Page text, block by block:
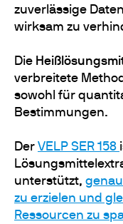
zuverlässige
wirksam zu
Die
verbreitete
sowohl für
Bestimmungen.
Der VELP SER 158
unterstützt,
zu erzielen und
Ressourcen zu